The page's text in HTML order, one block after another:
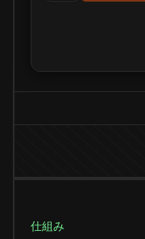
仕組み